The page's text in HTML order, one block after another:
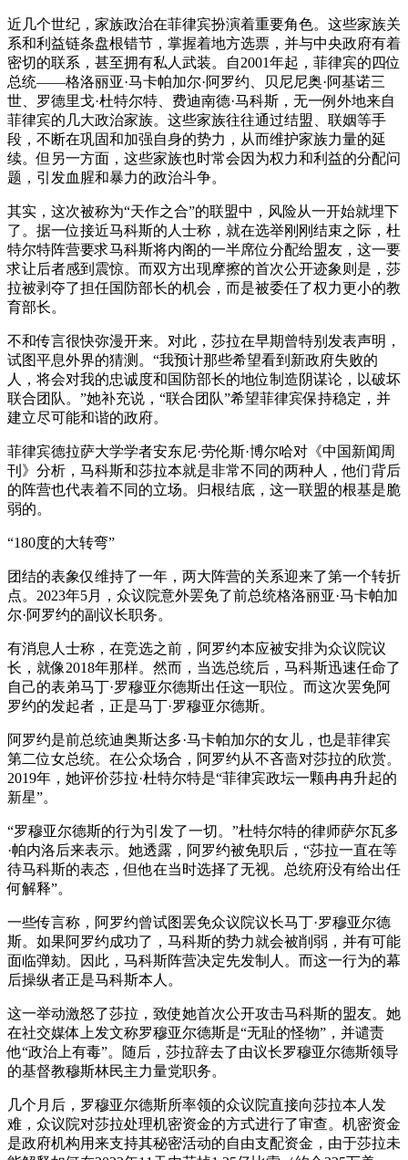
近几个世纪，家族政治在菲律宾扮演着重要角色。这些家族关
系和利益链条盘根错节，掌握着地方选票，并与中央政府有着
密切的联系，甚至拥有私人武装。自2001年起，菲律宾的四位
总统——格洛丽亚·马卡帕加尔·阿罗约、贝尼尼奥·阿基诺三
世、罗德里戈·杜特尔特、费迪南德·马科斯，无一例外地来自
菲律宾的几大政治家族。这些家族往往通过结盟、联姻等手
段，不断在巩固和加强自身的势力，从而维护家族力量的延
续。但另一方面，这些家族也时常会因为权力和利益的分配问
题，引发血腥和暴力的政治斗争。
其实，这次被称为“天作之合”的联盟中，风险从一开始就埋下
了。据一位接近马科斯的人士称，就在选举刚刚结束之际，杜
特尔特阵营要求马科斯将内阁的一半席位分配给盟友，这一要
求让后者感到震惊。而双方出现摩擦的首次公开迹象则是，莎
拉被剥夺了担任国防部长的机会，而是被委任了权力更小的教
育部长。
不和传言很快弥漫开来。对此，莎拉在早期曾特别发表声明，
试图平息外界的猜测。“我预计那些希望看到新政府失败的
人，将会对我的忠诚度和国防部长的地位制造阴谋论，以破坏
联合团队。”她补充说，“联合团队”希望菲律宾保持稳定，并
建立尽可能和谐的政府。
菲律宾德拉萨大学学者安东尼·劳伦斯·博尔哈对《中国新闻周
刊》分析，马科斯和莎拉本就是非常不同的两种人，他们背后
的阵营也代表着不同的立场。归根结底，这一联盟的根基是脆
弱的。
“180度的大转弯”
团结的表象仅维持了一年，两大阵营的关系迎来了第一个转折
点。2023年5月，众议院意外罢免了前总统格洛丽亚·马卡帕加
尔·阿罗约的副议长职务。
有消息人士称，在竞选之前，阿罗约本应被安排为众议院议
长，就像2018年那样。然而，当选总统后，马科斯迅速任命了
自己的表弟马丁·罗穆亚尔德斯出任这一职位。而这次罢免阿
罗约的发起者，正是马丁·罗穆亚尔德斯。
阿罗约是前总统迪奥斯达多·马卡帕加尔的女儿，也是菲律宾
第二位女总统。在公众场合，阿罗约从不吝啬对莎拉的欣赏。
2019年，她评价莎拉·杜特尔特是“菲律宾政坛一颗冉冉升起的
新星”。
“罗穆亚尔德斯的行为引发了一切。”杜特尔特的律师萨尔瓦多
·帕内洛后来表示。她透露，阿罗约被免职后，“莎拉一直在等
待马科斯的表态，但他在当时选择了无视。总统府没有给出任
何解释”。
一些传言称，阿罗约曾试图罢免众议院议长马丁·罗穆亚尔德
斯。如果阿罗约成功了，马科斯的势力就会被削弱，并有可能
面临弹劾。因此，马科斯阵营决定先发制人。而这一行为的幕
后操纵者正是马科斯本人。
这一举动激怒了莎拉，致使她首次公开攻击马科斯的盟友。她
在社交媒体上发文称罗穆亚尔德斯是“无耻的怪物”，并谴责
他“政治上有毒”。随后，莎拉辞去了由议长罗穆亚尔德斯领导
的基督教穆斯林民主力量党职务。
几个月后，罗穆亚尔德斯所率领的众议院直接向莎拉本人发
难，众议院对莎拉处理机密资金的方式进行了审查。机密资金
是政府机构用来支持其秘密活动的自由支配资金，由于莎拉未